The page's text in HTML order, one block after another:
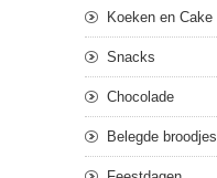
Koeken en Cake
Snacks
Chocolade
Belegde broodjes